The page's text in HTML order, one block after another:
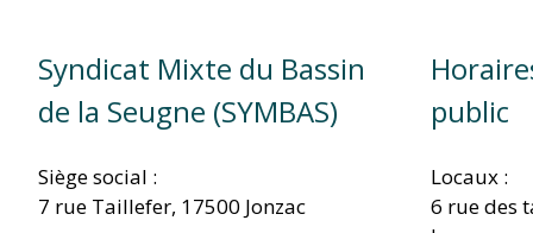
Syndicat Mixte du Bassin
de la Seugne (SYMBAS)
Siège social :
7 rue Taillefer, 17500 Jonzac
public
Locaux :
6 rue des